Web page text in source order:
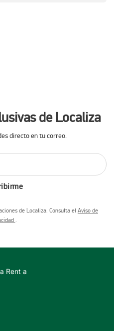
de Localiza
directo en tu correo.
de Localiza. Consulta elAviso de
.